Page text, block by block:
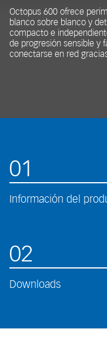
Octopus 600 ofrece
blanco sobre blanco y
compacto e
de progresión sensible y
conectarse en red
01
Información del
02
Downloads